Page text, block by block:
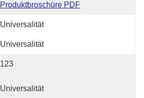
Produktbroschüre PDF
Universalität
Universalität
123
Universalität